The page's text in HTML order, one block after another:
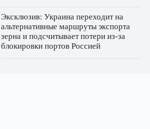
Эксклюзив: Украина переходит на
альтернативные маршруты экспорта
зерна и подсчитывает потери из‑за
блокировки портов Россией